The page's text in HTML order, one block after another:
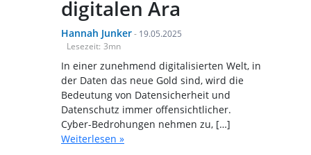
digitalen Ära
Hannah Junker - 19.05.2025
Lesezeit: 3mn
In einer zunehmend digitalisierten Welt, in
der Daten das neue Gold sind, wird die
Bedeutung von Datensicherheit und
Datenschutz immer offensichtlicher.
Cyber-Bedrohungen nehmen zu, […]
Weiterlesen »